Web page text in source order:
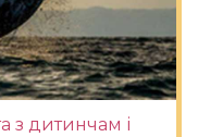
з дитинчам і